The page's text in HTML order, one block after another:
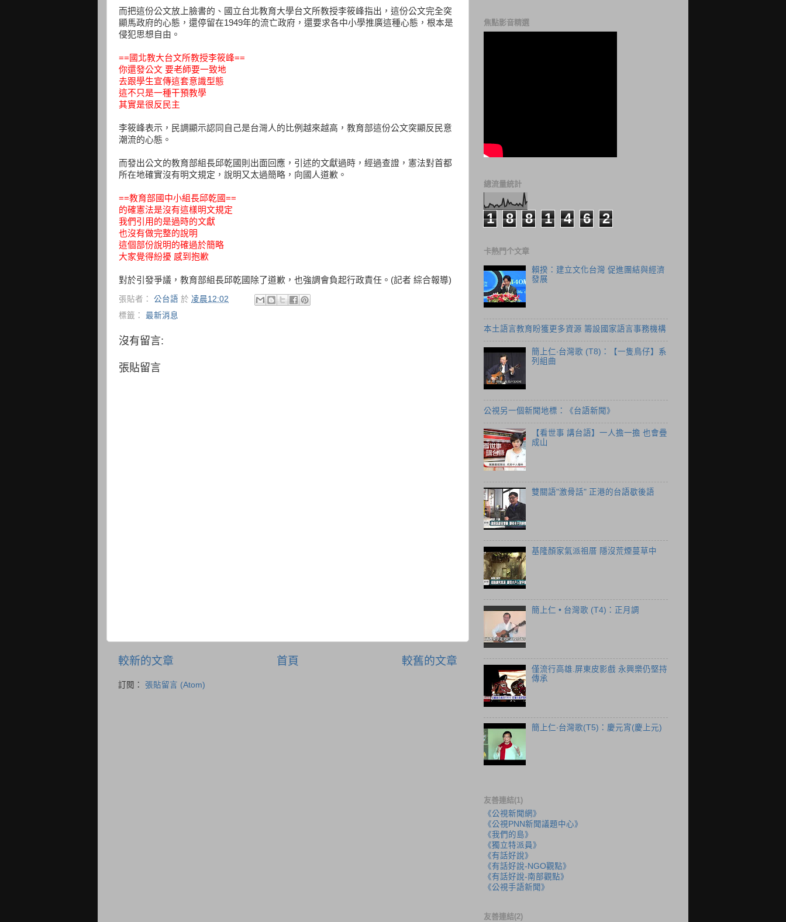
而把這份公文放上臉書的、國立台北教育大學台文所教授李筱峰指出，這份公文完全突
顯馬政府的心態，還停留在1949年的流亡政府，還要求各中小學推廣這種心態，根本是
侵犯思想自由。
==國北教大台文所教授李筱峰==
你還發公文 要老師要一致地
去跟學生宣傳這套意識型態
這不只是一種干預教學
其實是很反民主
李筱峰表示，民調顯示認同自己是台灣人的比例越來越高，教育部這份公文突顯反民意
潮流的心態。
而發出公文的教育部組長邱乾國則出面回應，引述的文獻過時，經過查證，憲法對首都
所在地確實沒有明文規定，說明又太過簡略，向國人道歉。
==教育部國中小組長邱乾國==
的確憲法是沒有這樣明文規定
我們引用的是過時的文獻
也沒有做完整的說明
這個部份說明的確過於簡略
大家覺得紛擾 感到抱歉
對於引發爭議，教育部組長邱乾國除了道歉，也強調會負起行政責任。(記者 綜合報導)
張貼者： 公台語 於 凌晨12:02
標籤： 最新消息
沒有留言:
張貼留言
較新的文章 較舊的文章
首頁
訂閱： 張貼留言 (Atom)
焦點影音精選
總流量統計
1 8 8 1 4 6 2
卡熱門个文章
賴揆：建立文化台灣 促進團結與經濟
發展
本土語言教育盼獲更多資源 籌設國家語言事務機構
簡上仁‧台灣歌 (T8)：【一隻鳥仔】系
列組曲
公視另一個新聞地標：《台語新聞》
【看世事 講台語】一人擔一擔 也會疊
成山
雙關語"激骨話" 正港的台語歇後語
基隆顏家氣派祖厝 隱沒荒煙蔓草中
簡上仁 • 台灣歌 (T4)：正月調
僅流行高雄.屏東皮影戲 永興樂仍堅持
傳承
簡上仁‧台灣歌(T5)：慶元宵(慶上元)
友善連結(1)
《公視新聞網》
《公視PNN新聞議題中心》
《我們的島》
《獨立特派員》
《有話好說》
《有話好說-NGO觀點》
《有話好說-南部觀點》
《公視手語新聞》
友善連結(2)